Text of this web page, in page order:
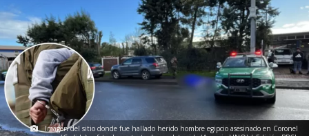
Imagen del sitio donde fue hallado herido hombre egipcio asesinado en Coronel